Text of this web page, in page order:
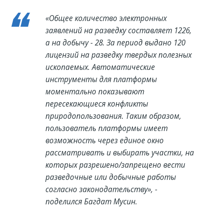
«Общее количество электронных
заявлений на разведку составляет 1226,
а на добычу - 28. За период выдано 120
лицензий на разведку твердых полезных
ископаемых. Автоматические
инструменты для платформы
моментально показывают
пересекающиеся конфликты
природопользования. Таким образом,
пользователь платформы имеет
возможность через единое окно
рассматривать и выбирать участки, на
которых разрешено/запрещено вести
разведочные или добычные работы
согласно законодательству», -
поделился Багдат Мусин.